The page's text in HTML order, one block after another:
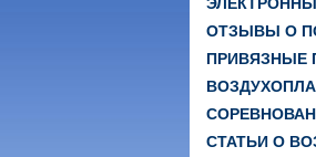
ОТЗЫВЫ О
ПРИВЯЗНЫЕ
СТАТЬИ О